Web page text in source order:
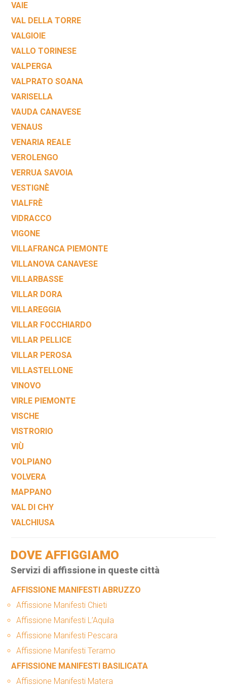
VAIE
VAL DELLA TORRE
VALGIOIE
VALLO TORINESE
VALPERGA
VALPRATO SOANA
VARISELLA
VAUDA CANAVESE
VENAUS
VENARIA REALE
VEROLENGO
VERRUA SAVOIA
VESTIGNÈ
VIALFRÈ
VIDRACCO
VIGONE
VILLAFRANCA PIEMONTE
VILLANOVA CANAVESE
VILLARBASSE
VILLAR DORA
VILLAREGGIA
VILLAR FOCCHIARDO
VILLAR PELLICE
VILLAR PEROSA
VILLASTELLONE
VINOVO
VIRLE PIEMONTE
VISCHE
VISTRORIO
VIÙ
VOLPIANO
VOLVERA
MAPPANO
VAL DI CHY
VALCHIUSA
DOVE AFFIGGIAMO
Servizi di affissione in queste città
AFFISSIONE MANIFESTI ABRUZZO
Affissione Manifesti Chieti
Affissione Manifesti L’Aquila
Affissione Manifesti Pescara
Affissione Manifesti Teramo
AFFISSIONE MANIFESTI BASILICATA
Affissione Manifesti Matera